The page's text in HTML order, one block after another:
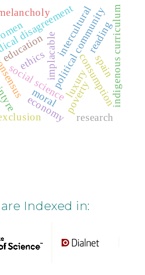
social sciencepolitical community
disagreement
ethics
luxuryconsumption
moral
economy
implacable
education
poverty indigenous curriculum
intercultural
research
reading
spain
Indexed in: